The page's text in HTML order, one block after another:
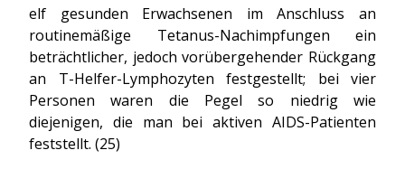
elf gesunden Erwachsenen im Anschluss an
routinemäßige Tetanus-Nachimpfungen ein
beträchtlicher, jedoch vorübergehender Rückgang
an T-Helfer-Lymphozyten festgestellt; bei vier
Personen waren die Pegel so niedrig wie
diejenigen, die man bei aktiven AIDS-Patienten
feststellt. (25)